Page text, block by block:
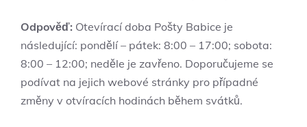
Odpověď: Otevírací doba Pošty Babice je
následující: pondělí – pátek: 8:00 – 17:00; sobota:
8:00 – 12:00; neděle je zavřeno. Doporučujeme se
podívat na jejich webové stránky pro případné
změny v otvíracích hodinách během svátků.